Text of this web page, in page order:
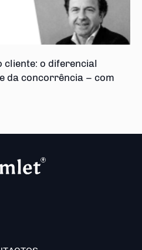
cliente: o diferencial
da concorrência – com